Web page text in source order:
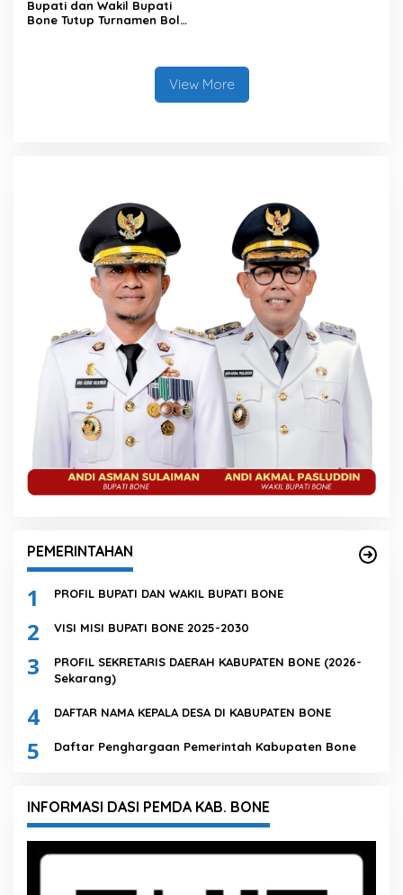
Bupati dan Wakil Bupati
Bone Tutup Turnamen Bola
View More
PEMERINTAHAN
1 PROFIL BUPATI DAN WAKIL BUPATI BONE
2 VISI MISI BUPATI BONE 2025-2030
3
PROFIL SEKRETARIS DAERAH KABUPATEN BONE (2026-
Sekarang)
4 DAFTAR NAMA KEPALA DESA DI KABUPATEN BONE
5 Daftar Penghargaan Pemerintah Kabupaten Bone
INFORMASI DASI PEMDA KAB. BONE